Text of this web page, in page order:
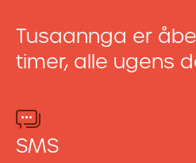
Tusaannga er
timer, alle ugens
SMS